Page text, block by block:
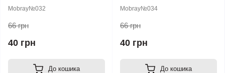
Mobray№032
66 грн
40 грн
До кошика
Mobray№034
66 грн
40 грн
До кошика